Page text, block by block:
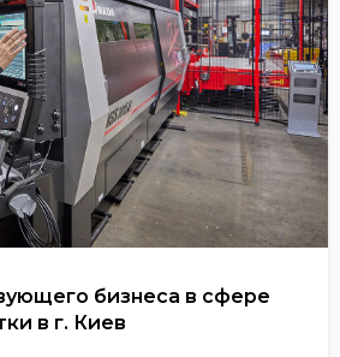
бизнеса в сфере
в г. Киев